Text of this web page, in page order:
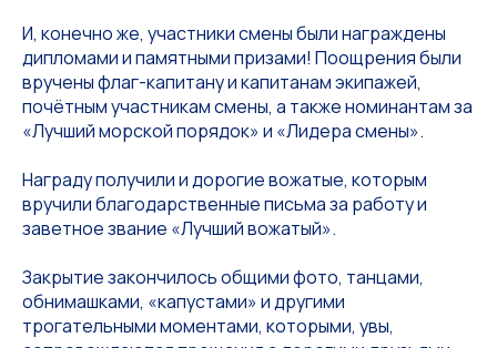
И, конечно же, участники смены были награждены
дипломами и памятными призами! Поощрения были
вручены флаг-капитану и капитанам экипажей,
почётным участникам смены, а также номинантам за
«Лучший морской порядок» и «Лидера смены».
Награду получили и дорогие вожатые, которым
вручили благодарственные письма за работу и
заветное звание «Лучший вожатый».
Закрытие закончилось общими фото, танцами,
обнимашками, «капустами» и другими
трогательными моментами, которыми, увы,